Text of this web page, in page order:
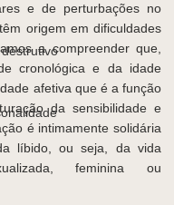
e de perturbações no
origem em dificuldades
a compreender que,
cronológica e da idade
afetiva que é a função
da sensibilidade e
é intimamente solidária
líbido, ou seja, da vida
feminina ou